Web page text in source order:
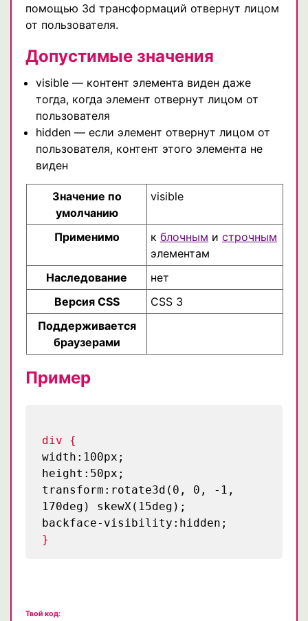
помощью 3d трансформаций отвернут лицом
от пользователя.
Допустимые значения
visible — контент элемента виден даже
тогда, когда элемент отвернут лицом от
пользователя
hidden — если элемент отвернут лицом от
пользователя, контент этого элемента не
виден
Значение по
умолчанию
visible
Применимо к блочным и строчным
элементам
Наследование
нет
Версия CSS
CSS 3
Поддерживается
браузерами
Пример
div {
width:100px;
height:50px;
transform:rotate3d(0, 0, -1,
170deg) skewX(15deg);
backface-visibility:hidden;
}
Твой код: